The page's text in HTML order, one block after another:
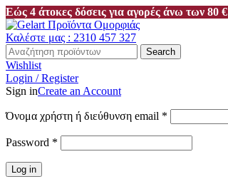
Εώς 4 άτοκες δόσεις για αγορές άνω των 80 €
Καλέστε μας : 2310 457 327
Search
Wishlist
Login / Register
Sign inCreate an Account
Όνομα χρήστη ή διεύθυνση email *
Password *
Log in